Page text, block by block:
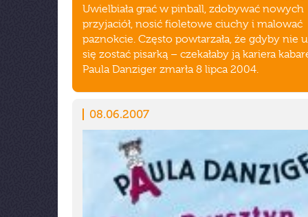
Uwielbiała grać w pinball, zdobywać nowych
przyjaciół, nosić fioletowe ciuchy i malować
paznokcie. Często powtarzała, że gdyby nie
się zostać pisarką – czekałaby ją kariera
Paula Danziger zmarła 8 lipca 2004.
08.06.2007